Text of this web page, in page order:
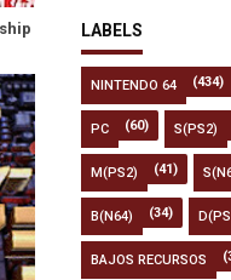
LABELS
NINTENDO 64 (434)
PC (60) S(PS2)
M(PS2) (41)
B(N64) (34)
BAJOS RECURSOS